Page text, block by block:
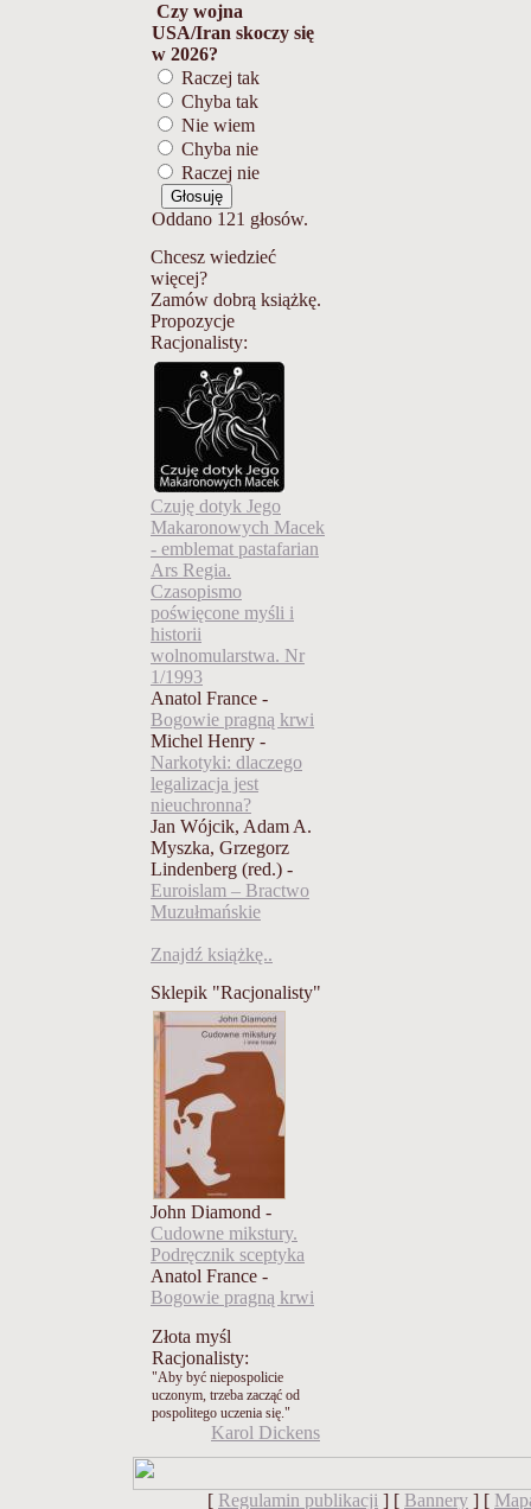
Czy wojna
USA/Iran skoczy się
w 2026?
Raczej tak
Chyba tak
Nie wiem
Chyba nie
Raczej nie
Oddano 121 głosów.
Chcesz wiedzieć
więcej?
Zamów dobrą książkę.
Propozycje
Racjonalisty:
Czuję dotyk Jego
Makaronowych Macek
- emblemat pastafarian
Ars Regia.
Czasopismo
poświęcone myśli i
historii
wolnomularstwa. Nr
1/1993
Anatol France -
Bogowie pragną krwi
Michel Henry -
Narkotyki: dlaczego
legalizacja jest
nieuchronna?
Jan Wójcik, Adam A.
Myszka, Grzegorz
Lindenberg (red.) -
Euroislam – Bractwo
Muzułmańskie
Znajdź książkę..
Sklepik "Racjonalisty"
John Diamond -
Cudowne mikstury.
Podręcznik sceptyka
Anatol France -
Bogowie pragną krwi
Złota myśl
Racjonalisty:
"Aby być niepospolicie
uczonym, trzeba zacząć od
pospolitego uczenia się."
Karol Dickens
[ Regulamin publikacji ] [ Bannery ] [